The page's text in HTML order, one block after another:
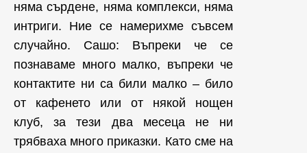
няма сърдене, няма комплекси, няма
интриги. Ние се намерихме съвсем
случайно. Сашо: Въпреки че се
познаваме много малко, въпреки че
контактите ни са били малко – било
от кафенето или от някой нощен
клуб, за тези два месеца не ни
трябваха много приказки. Като сме на